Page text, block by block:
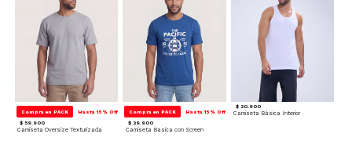
Compra en PACK Hasta 15% Off
$ 59.900
Camiseta Oversize Texturizada
Compra en PACK Hasta 15% Off
$ 39.900
Camiseta Basica con Screen
$ 20.900
Camiseta Básica Interior